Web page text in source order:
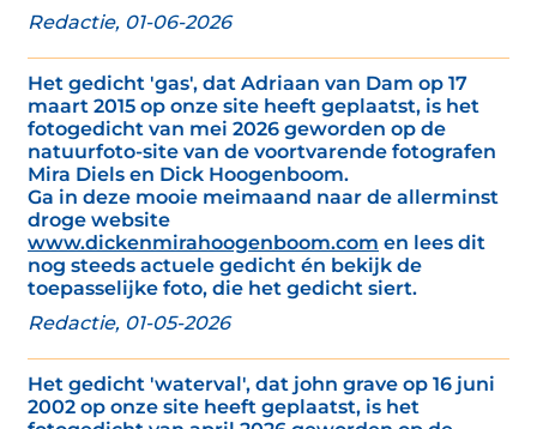
Redactie, 01-06-2026
Het gedicht 'gas', dat Adriaan van Dam op 17
maart 2015 op onze site heeft geplaatst, is het
fotogedicht van mei 2026 geworden op de
natuurfoto-site van de voortvarende fotografen
Mira Diels en Dick Hoogenboom.
Ga in deze mooie meimaand naar de allerminst
droge website
www.dickenmirahoogenboom.com en lees dit
nog steeds actuele gedicht én bekijk de
toepasselijke foto, die het gedicht siert.
Redactie, 01-05-2026
Het gedicht 'waterval', dat john grave op 16 juni
2002 op onze site heeft geplaatst, is het